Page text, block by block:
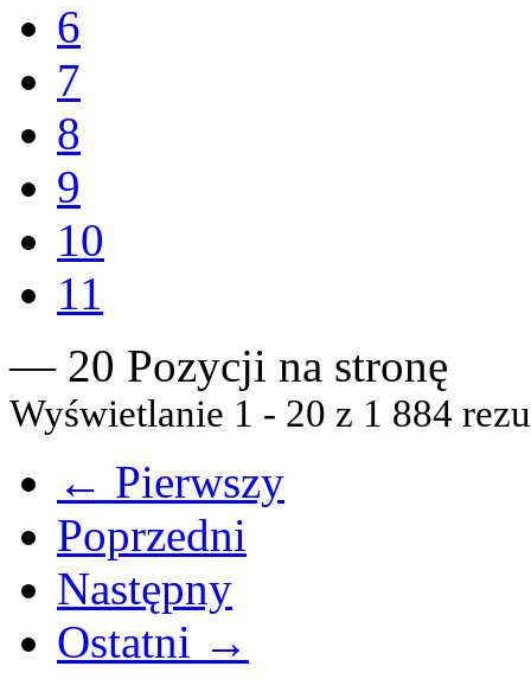
6
7
8
9
10
11
— 20 Pozycji na stronę
Wyświetlanie 1 - 20 z 1 884
← Pierwszy
Poprzedni
Następny
Ostatni →